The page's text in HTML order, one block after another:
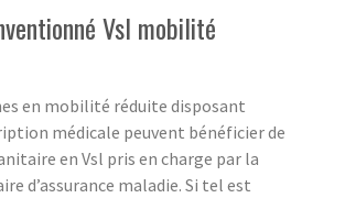
Vsl mobilité
en mobilité réduite disposant
médicale peuvent bénéficier de
en Vsl pris en charge par la
d’assurance maladie. Si tel est